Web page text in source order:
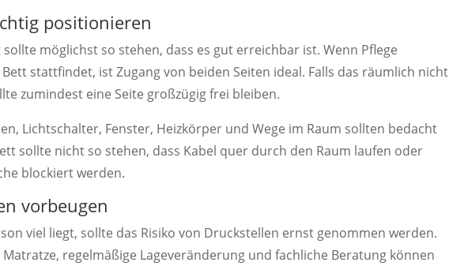
positionieren
sollte möglichst so stehen, dass es gut erreichbar ist. Wenn Pflege
stattfindet, ist Zugang von beiden Seiten ideal. Falls das räumlich nicht
zumindest eine Seite großzügig frei bleiben.
Lichtschalter, Fenster, Heizkörper und Wege im Raum sollten bedacht
sollte nicht so stehen, dass Kabel quer durch den Raum laufen oder
blockiert werden.
vorbeugen
viel liegt, sollte das Risiko von Druckstellen ernst genommen werden.
Matratze, regelmäßige Lageveränderung und fachliche Beratung können